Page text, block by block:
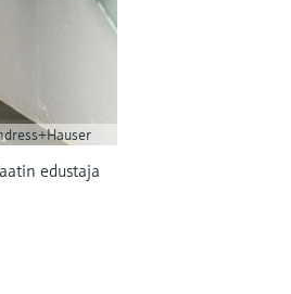
edustaja